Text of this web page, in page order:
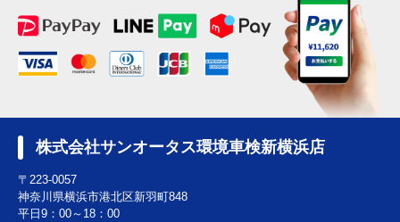
株式会社サンオータス環境車検新横浜店
〒223-0057
神奈川県横浜市港北区新羽町848
平日9：00～18：00